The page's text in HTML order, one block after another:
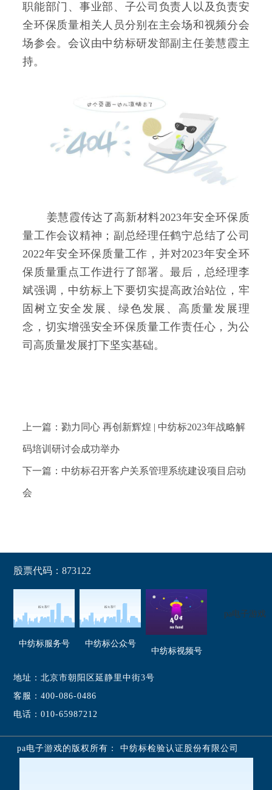
职能部门、事业部、子公司负责人以及负责安
全环保质量相关人员分别在主会场和视频分会
场参会。会议由中纺标研发部副主任姜慧霞主
持。
姜慧霞传达了高新材料2023年安全环保质
量工作会议精神；副总经理任鹤宁总结了公司
2022年安全环保质量工作，并对2023年安全环
保质量重点工作进行了部署。最后，总经理李
斌强调，中纺标上下要切实提高政治站位，牢
固树立安全发展、绿色发展、高质量发展理
念，切实增强安全环保质量工作责任心，为公
司高质量发展打下坚实基础。
上一篇：勠力同心 再创新辉煌 | 中纺标2023年战略解
码培训研讨会成功举办
下一篇：中纺标召开客户关系管理系统建设项目启动
会
pa电子游戏
股票代码：873122
中纺标服务号
中纺标公众号
中纺标视频号
地址：北京市朝阳区延静里中街3号
客服：400-086-0486
电话：010-65987212
pa电子游戏的版权所有： 中纺标检验认证股份有限公司